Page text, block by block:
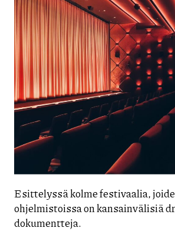
Esittelyssä kolme festivaalia,
ohjelmistoissa on kansainvälisiä
dokumentteja.